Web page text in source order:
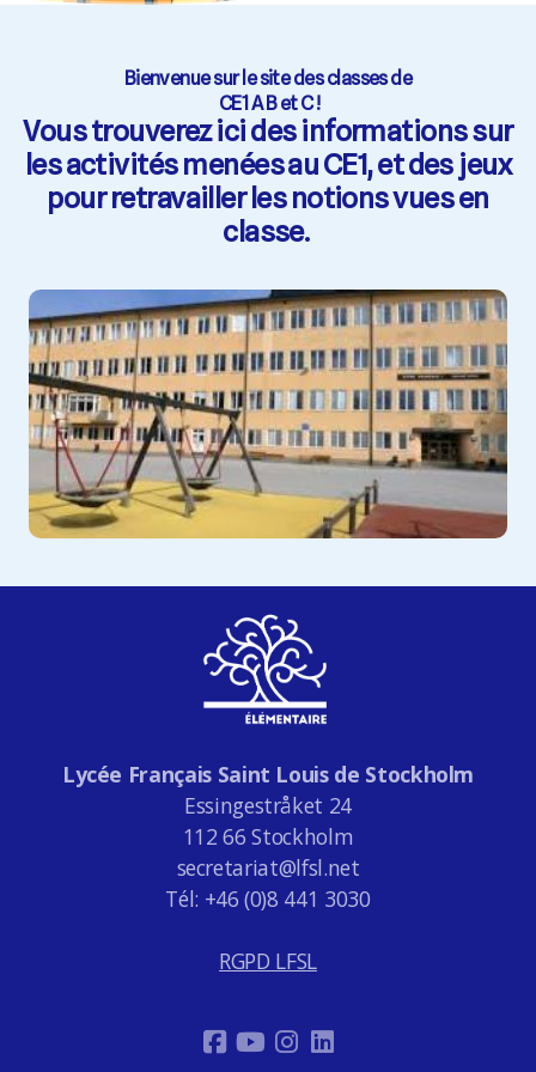
Bienvenue sur le site des classes de
CE1 A B et C !
Vous trouverez ici des informations sur
les activités menées au CE1, et des jeux
pour retravailler les notions vues en
classe.
Lycée Français Saint Louis de Stockholm
Essingestråket 24
112 66 Stockholm
secretariat@lfsl.net
Tél: +46 (0)8 441 3030
RGPD LFSL